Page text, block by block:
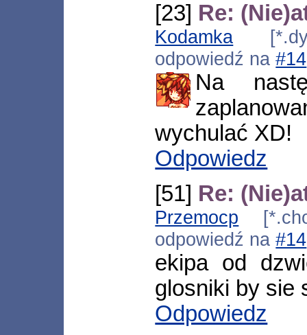
[23] Re:
Kodamka
odpowiedź na#14
Na
wychulać XD!
Odpowiedz
[51] Re:
Przemocp
odpowiedź na#14
ekipa od
glosniki by sie
Odpowiedz